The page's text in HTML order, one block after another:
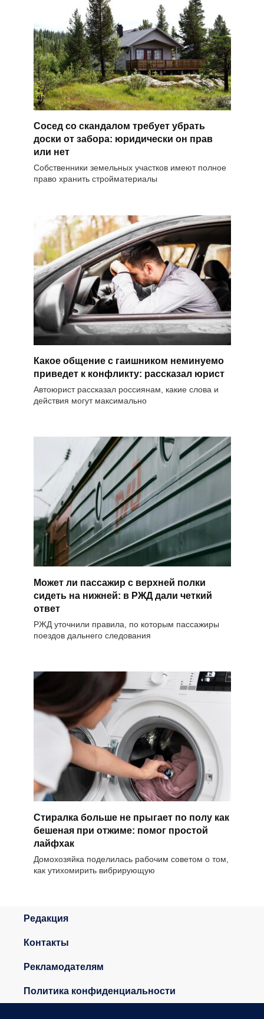
Сосед со скандалом требует убрать
доски от забора: юридически он прав
или нет
Собственники земельных участков имеют полное
право хранить стройматериалы
Какое общение с гаишником неминуемо
приведет к конфликту: рассказал юрист
Автоюрист рассказал россиянам, какие слова и
действия могут максимально
Может ли пассажир с верхней полки
сидеть на нижней: в РЖД дали четкий
ответ
РЖД уточнили правила, по которым пассажиры
поездов дальнего следования
Стиралка больше не прыгает по полу как
бешеная при отжиме: помог простой
лайфхак
Домохозяйка поделилась рабочим советом о том,
как утихомирить вибрирующую
Редакция
Контакты
Рекламодателям
Политика конфиденциальности